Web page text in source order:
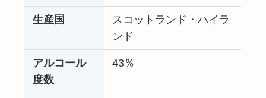
生産国
スコットランド・ハイラ
ンド
アルコール
度数
43％